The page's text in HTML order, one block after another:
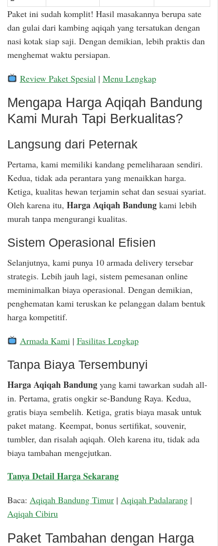
Paket ini sudah komplit! Hasil masakannya berupa sate
dan gulai dari kambing aqiqah yang tersatukan dengan
nasi kotak siap saji. Dengan demikian, lebih praktis dan
menghemat waktu persiapan.
Review Paket Spesial | Menu Lengkap
Mengapa Harga Aqiqah Bandung
Kami Murah Tapi Berkualitas?
Langsung dari Peternak
Pertama, kami memiliki kandang pemeliharaan sendiri.
Kedua, tidak ada perantara yang menaikkan harga.
Ketiga, kualitas hewan terjamin sehat dan sesuai syariat.
Oleh karena itu, Harga Aqiqah Bandung kami lebih
murah tanpa mengurangi kualitas.
Sistem Operasional Efisien
Selanjutnya, kami punya 10 armada delivery tersebar
strategis. Lebih jauh lagi, sistem pemesanan online
meminimalkan biaya operasional. Dengan demikian,
penghematan kami teruskan ke pelanggan dalam bentuk
harga kompetitif.
Armada Kami | Fasilitas Lengkap
Tanpa Biaya Tersembunyi
Harga Aqiqah Bandung yang kami tawarkan sudah all-
in. Pertama, gratis ongkir se-Bandung Raya. Kedua,
gratis biaya sembelih. Ketiga, gratis biaya masak untuk
paket matang. Keempat, bonus sertifikat, souvenir,
tumbler, dan risalah aqiqah. Oleh karena itu, tidak ada
biaya tambahan mengejutkan.
Tanya Detail Harga Sekarang
Baca: Aqiqah Bandung Timur | Aqiqah Padalarang |
Aqiqah Cibiru
Paket Tambahan dengan Harga